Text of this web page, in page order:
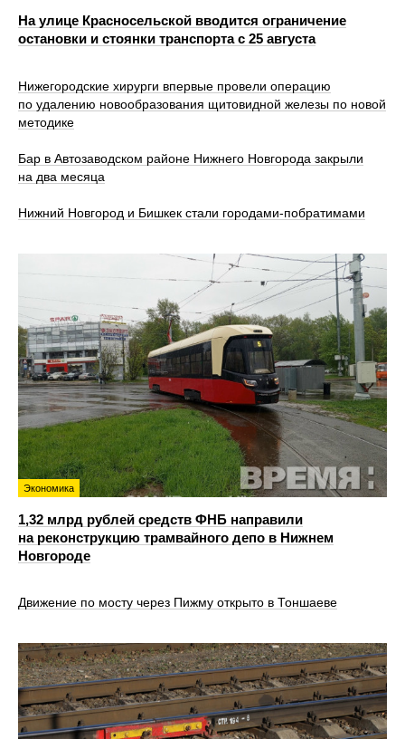
На улице Красносельской вводится ограничение
остановки и стоянки транспорта с 25 августа
Нижегородские хирурги впервые провели операцию
по удалению новообразования щитовидной железы по новой
методике
Бар в Автозаводском районе Нижнего Новгорода закрыли
на два месяца
Нижний Новгород и Бишкек стали городами-побратимами
Экономика
1,32 млрд рублей средств ФНБ направили
на реконструкцию трамвайного депо в Нижнем
Новгороде
Движение по мосту через Пижму открыто в Тоншаеве